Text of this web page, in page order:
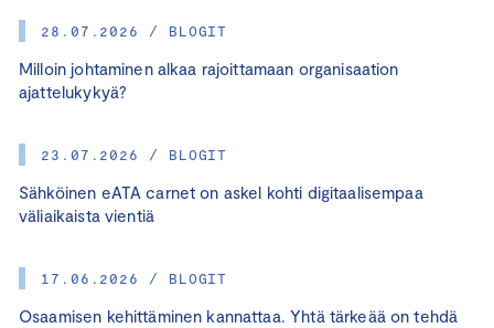
28.07.2026 / BLOGIT
Milloin johtaminen alkaa rajoittamaan organisaation
ajattelukykyä?
23.07.2026 / BLOGIT
Sähköinen eATA carnet on askel kohti digitaalisempaa
väliaikaista vientiä
17.06.2026 / BLOGIT
Osaamisen kehittäminen kannattaa. Yhtä tärkeää on tehdä